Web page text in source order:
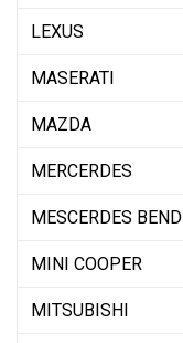
LEXUS
MASERATI
MAZDA
MERCERDES
MESCERDES BEND
MINI COOPER
MITSUBISHI